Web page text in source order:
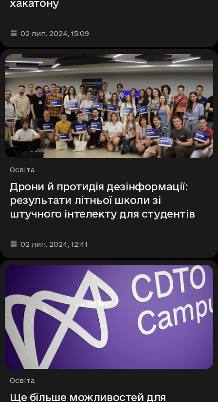
хакатону
Дата та час публікації
02 лип. 2024, 15:09
Рубрики
Освіта
Дрони й протидія дезінформації:
результати літньої школи зі
штучного інтелекту для студентів
Дата та час публікації
02 лип. 2024, 12:41
Рубрики
Освіта
Ще більше можливостей для